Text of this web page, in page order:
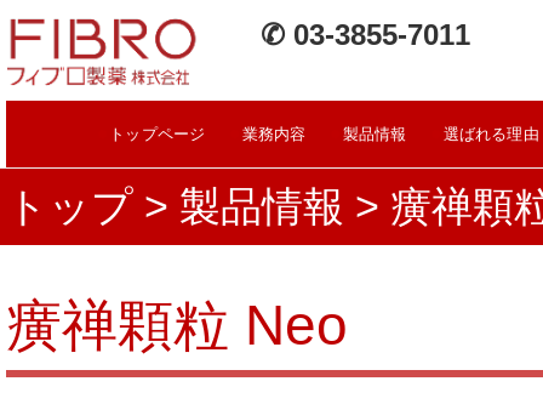
✆ 03-3855-7011
トップページ 業務内容 製品情報 選ばれる理由
トップ > 製品情報 > 癀禅顆
癀禅顆粒 Neo